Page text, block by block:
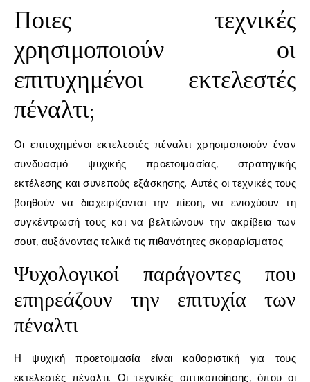
Ποιες τεχνικές
χρησιμοποιούν οι
επιτυχημένοι εκτελεστές
πέναλτι;
Οι επιτυχημένοι εκτελεστές πέναλτι χρησιμοποιούν έναν
συνδυασμό ψυχικής προετοιμασίας, στρατηγικής
εκτέλεσης και συνεπούς εξάσκησης. Αυτές οι τεχνικές τους
βοηθούν να διαχειρίζονται την πίεση, να ενισχύουν τη
συγκέντρωσή τους και να βελτιώνουν την ακρίβεια των
σουτ, αυξάνοντας τελικά τις πιθανότητες σκοραρίσματος.
Ψυχολογικοί παράγοντες που
επηρεάζουν την επιτυχία των
πέναλτι
Η ψυχική προετοιμασία είναι καθοριστική για τους
εκτελεστές πέναλτι. Οι τεχνικές οπτικοποίησης, όπου οι